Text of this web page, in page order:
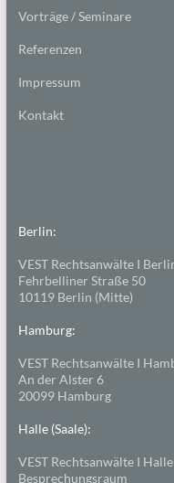
Vorträge / Seminare
Referenzen
Impressum
Kontakt
Berlin:
VEST Rechtsanwälte I
Fehrbelliner Straße 50
10119 Berlin (Mitte)
Hamburg:
VEST Rechtsanwälte I
An der Alster 6
20099 Hamburg
Halle (Saale):
VEST Rechtsanwälte I Halle
Besprechungsraum